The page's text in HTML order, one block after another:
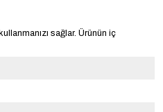
sağlar. Ürünün iç